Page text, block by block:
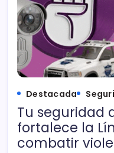
Destacada
Tu seguridad
fortalece la
combatir